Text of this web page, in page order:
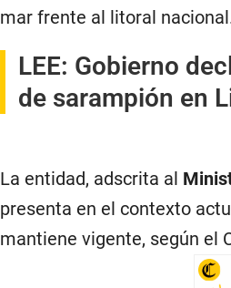
mar frente al litoral
LEE: Gobierno
de sarampión en
La entidad, adscrita al
presenta en el contexto
mantiene vigente, según el